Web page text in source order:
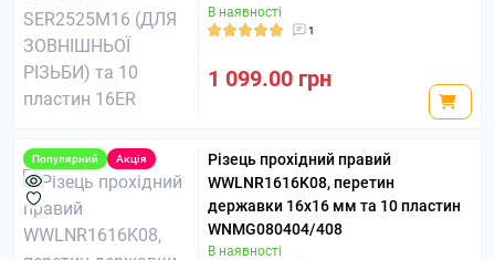
В наявності
1
1 099.00 грн
Популярний Акція
Різець прохідний правий
WWLNR1616K08, перетин
державки 16х16 мм та 10 пластин
WNMG080404/408
В наявності